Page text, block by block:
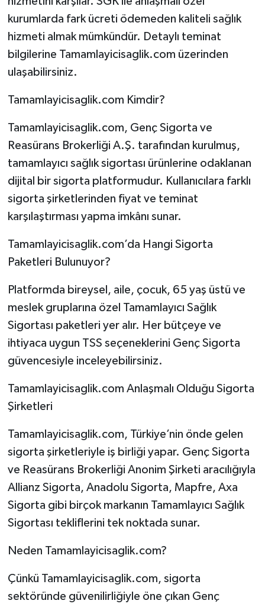
kurumlarda fark ücreti ödemeden kaliteli sağlık
hizmeti almak mümkündür. Detaylı teminat
bilgilerine Tamamlayicisaglik.com üzerinden
ulaşabilirsiniz.
Tamamlayicisaglik.com Kimdir?
Tamamlayicisaglik.com, Genç Sigorta ve
Reasürans Brokerliği A.Ş. tarafından kurulmuş,
tamamlayıcı sağlık sigortası ürünlerine odaklanan
dijital bir sigorta platformudur. Kullanıcılara farklı
sigorta şirketlerinden fiyat ve teminat
karşılaştırması yapma imkânı sunar.
Tamamlayicisaglik.com’da Hangi Sigorta
Paketleri Bulunuyor?
Platformda bireysel, aile, çocuk, 65 yaş üstü ve
meslek gruplarına özel Tamamlayıcı Sağlık
Sigortası paketleri yer alır. Her bütçeye ve
ihtiyaca uygun TSS seçeneklerini Genç Sigorta
güvencesiyle inceleyebilirsiniz.
Tamamlayicisaglik.com Anlaşmalı Olduğu Sigorta
Şirketleri
Tamamlayicisaglik.com, Türkiye’nin önde gelen
sigorta şirketleriyle iş birliği yapar. Genç Sigorta
ve Reasürans Brokerliği Anonim Şirketi aracılığıyla
Allianz Sigorta, Anadolu Sigorta, Mapfre, Axa
Sigorta gibi birçok markanın Tamamlayıcı Sağlık
Sigortası tekliflerini tek noktada sunar.
Neden Tamamlayicisaglik.com?
Çünkü Tamamlayicisaglik.com, sigorta
sektöründe güvenilirliğiyle öne çıkan Genç